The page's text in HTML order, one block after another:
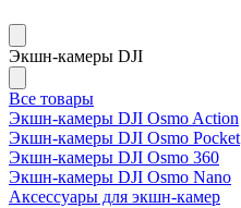
Экшн-камеры DJI
Все товары
Экшн-камеры DJI Osmo Action
Экшн-камеры DJI Osmo Pocket
Экшн-камеры DJI Osmo 360
Экшн-камеры DJI Osmo Nano
Аксессуары для экшн-камер